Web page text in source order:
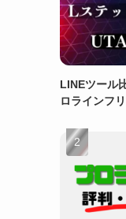
LINEツール
ロラインフ